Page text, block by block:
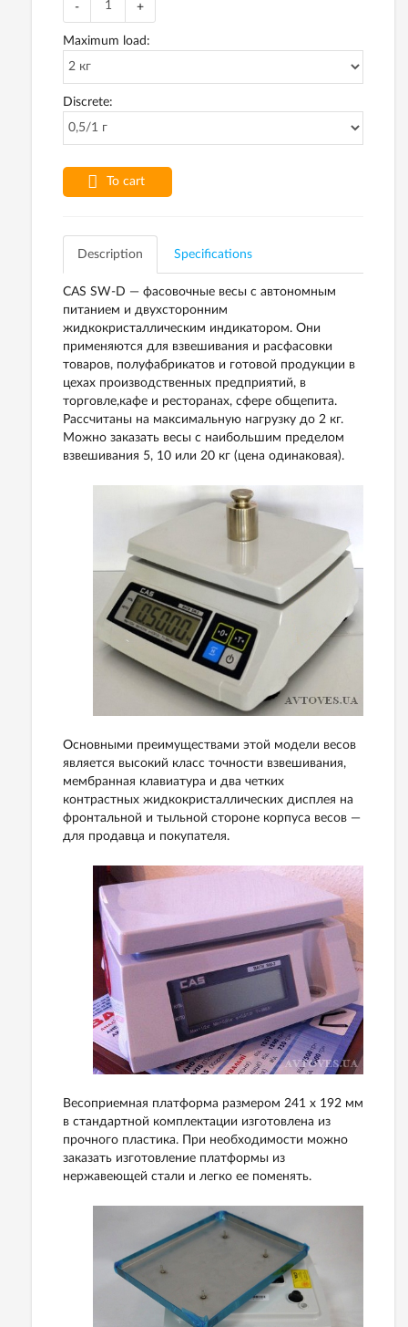
- +
Maximum load:
Discrete:
To cart
Description Specifications
CAS SW-D — фасовочные весы с автономным
питанием и двухсторонним
жидкокристаллическим индикатором. Они
применяются для взвешивания и расфасовки
товаров, полуфабрикатов и готовой продукции в
цехах производственных предприятий, в
торговле,кафе и ресторанах, сфере общепита.
Рассчитаны на максимальную нагрузку до 2 кг.
Можно заказать весы с наибольшим пределом
взвешивания 5, 10 или 20 кг (цена одинаковая).
Основными преимуществами этой модели весов
является высокий класс точности взвешивания,
мембранная клавиатура и два четких
контрастных жидкокристаллических дисплея на
фронтальной и тыльной стороне корпуса весов —
для продавца и покупателя.
Весоприемная платформа размером 241 x 192 мм
в стандартной комплектации изготовлена из
прочного пластика. При необходимости можно
заказать изготовление платформы из
нержавеющей стали и легко ее поменять.